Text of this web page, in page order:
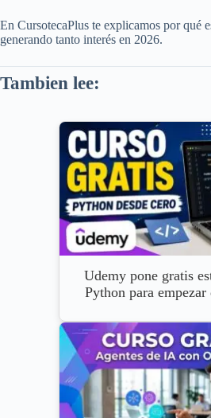
En CursotecaPlus te explicamos por qué
generando tanto interés en 2026.
Tambien lee:
Udemy pone gratis
Python para empezar